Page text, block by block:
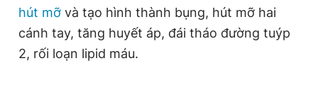
hút mỡ và tạo hình thành bụng, hút mỡ hai
cánh tay, tăng huyết áp, đái tháo đường tuýp
2, rối loạn lipid máu.